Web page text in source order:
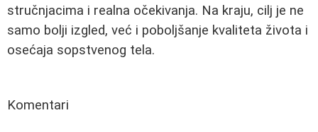
stručnjacima i realna očekivanja. Na kraju, cilj je ne
samo bolji izgled, već i poboljšanje kvaliteta života i
osećaja sopstvenog tela.
Komentari